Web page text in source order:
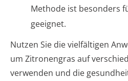
Methode ist besonders
geeignet.
Nutzen Sie die vielfältigen
um Zitronengras auf
verwenden und die